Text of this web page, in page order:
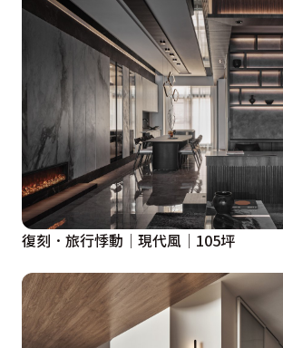
復刻．旅行悸動│現代風│105坪